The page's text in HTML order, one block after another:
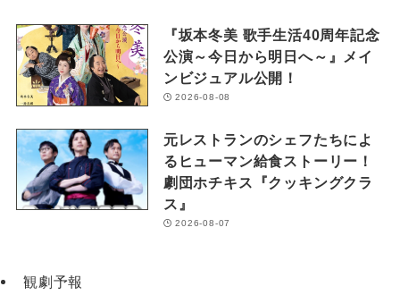
『坂本冬美 歌手生活40周年記念
公演～今日から明日へ～』メイ
ンビジュアル公開！
2026-08-08
元レストランのシェフたちによ
るヒューマン給食ストーリー！
劇団ホチキス『クッキングクラ
ス』
2026-08-07
観劇予報